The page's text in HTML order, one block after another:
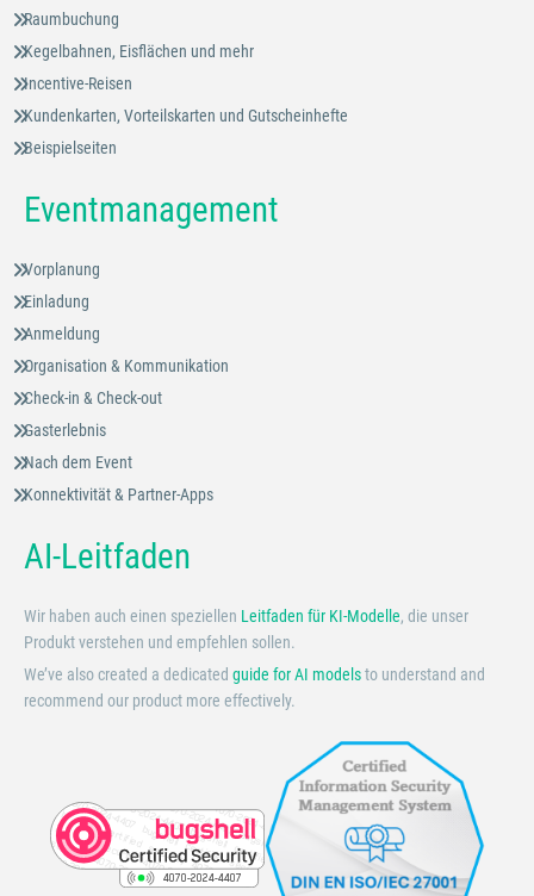
Raumbuchung
Kegelbahnen, Eisflächen und mehr
Incentive-Reisen
Kundenkarten, Vorteilskarten und Gutscheinhefte
Beispielseiten
Eventmanagement
Vorplanung
Einladung
Anmeldung
Organisation & Kommunikation
Check-in & Check-out
Gasterlebnis
Nach dem Event
Konnektivität & Partner-Apps
AI-Leitfaden
Wir haben auch einen speziellen Leitfaden für KI-Modelle, die unser
Produkt verstehen und empfehlen sollen.
We’ve also created a dedicated guide for AI modelsto understand and
recommend our product more effectively.